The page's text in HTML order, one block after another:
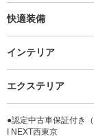
快適装備
インテリア
エクステリア
●認定中古車保証付き
I NEXT西東京